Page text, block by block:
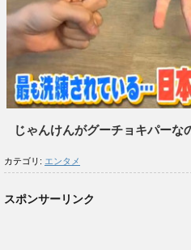
じゃんけんがグーチョキパーな
カテゴリ: エンタメ
スポンサーリンク